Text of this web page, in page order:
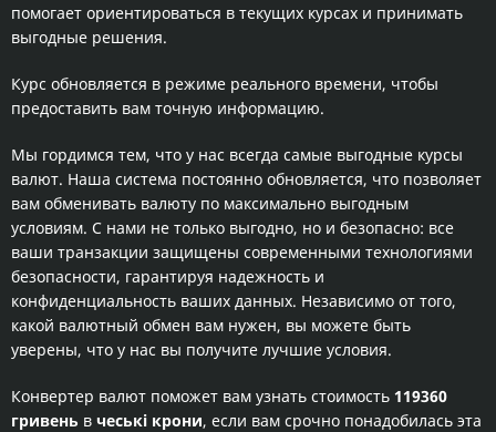
помогает ориентироваться в текущих курсах и принимать
выгодные решения.
Курс обновляется в режиме реального времени, чтобы
предоставить вам точную информацию.
Мы гордимся тем, что у нас всегда самые выгодные курсы
валют. Наша система постоянно обновляется, что позволяет
вам обменивать валюту по максимально выгодным
условиям. С нами не только выгодно, но и безопасно: все
ваши транзакции защищены современными технологиями
безопасности, гарантируя надежность и
конфиденциальность ваших данных. Независимо от того,
какой валютный обмен вам нужен, вы можете быть
уверены, что у нас вы получите лучшие условия.
Конвертер валют поможет вам узнать стоимость 119360
гривень в чеські крони, если вам срочно понадобилась эта